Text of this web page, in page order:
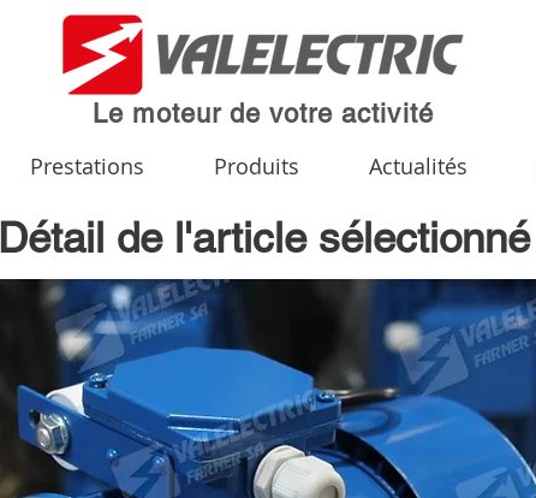
Le moteur de votre activité
Prestations Produits Actualités
Détail de l'article sélectionné